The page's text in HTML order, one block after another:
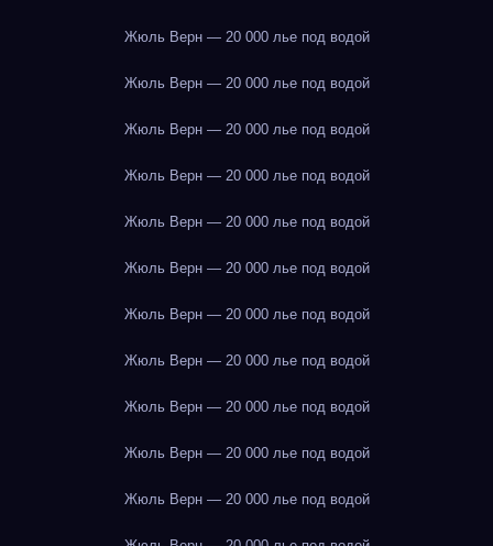
Жюль Верн — 20 000 лье под водой
Жюль Верн — 20 000 лье под водой
Жюль Верн — 20 000 лье под водой
Жюль Верн — 20 000 лье под водой
Жюль Верн — 20 000 лье под водой
Жюль Верн — 20 000 лье под водой
Жюль Верн — 20 000 лье под водой
Жюль Верн — 20 000 лье под водой
Жюль Верн — 20 000 лье под водой
Жюль Верн — 20 000 лье под водой
Жюль Верн — 20 000 лье под водой